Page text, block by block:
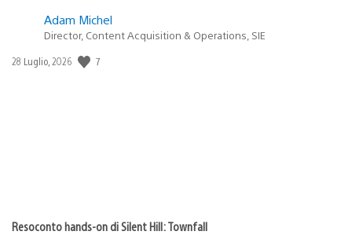
Adam Michel
Director, Content Acquisition & Operations, SIE
Data
28 Luglio, 2026 7
Resoconto hands-on di Silent Hill: Townfall